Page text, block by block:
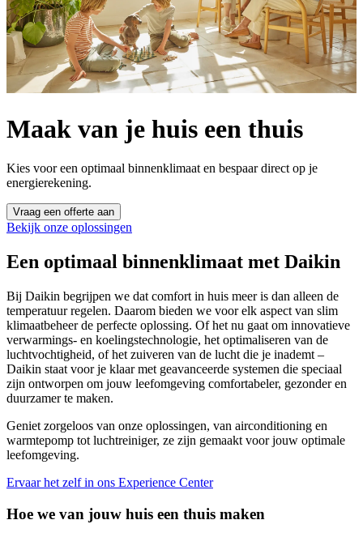
Maak van je huis een thuis
Kies voor een optimaal binnenklimaat en bespaar direct op je
energierekening.
Vraag een offerte aan
Bekijk onze oplossingen
Een optimaal binnenklimaat met Daikin
Bij Daikin begrijpen we dat comfort in huis meer is dan alleen de
temperatuur regelen. Daarom bieden we voor elk aspect van slim
klimaatbeheer de perfecte oplossing. Of het nu gaat om innovatieve
verwarmings- en koelingstechnologie, het optimaliseren van de
luchtvochtigheid, of het zuiveren van de lucht die je inademt –
Daikin staat voor je klaar met geavanceerde systemen die speciaal
zijn ontworpen om jouw leefomgeving comfortabeler, gezonder en
duurzamer te maken.
Geniet zorgeloos van onze oplossingen, van airconditioning en
warmtepomp tot luchtreiniger, ze zijn gemaakt voor jouw optimale
leefomgeving.
Ervaar het zelf in ons Experience Center
Hoe we van jouw huis een thuis maken